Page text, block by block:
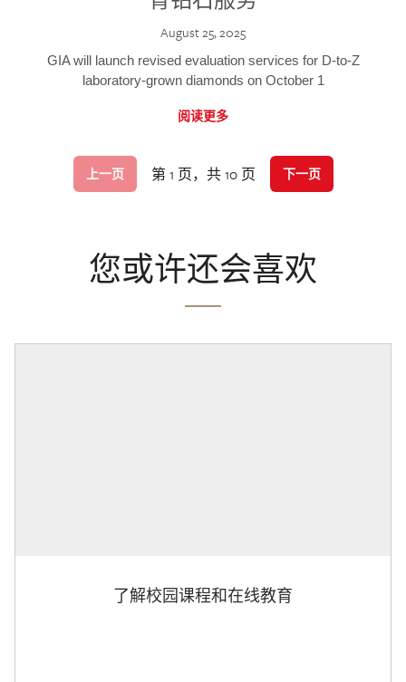
August 25, 2025
GIA will launch revised evaluation services for D-to-Z
laboratory-grown diamonds on October 1
阅读更多
上一页 第 1 页，共 10 页 下一页
您或许还会喜欢
了解校园课程和在线教育